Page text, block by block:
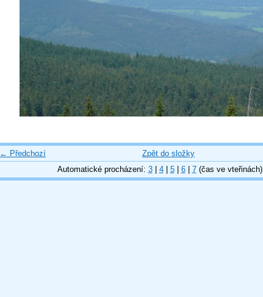
← Předchozí
Zpět do složky
Automatické procházení: 3| 4| 5| 6| 7(čas ve vteřinách)